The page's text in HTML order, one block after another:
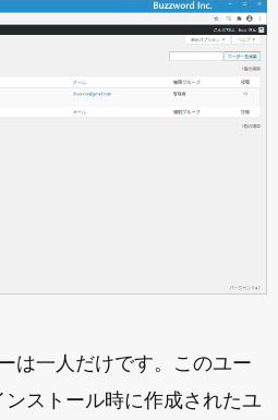
は一人だけです。このユー
ストール時に作成されたユ